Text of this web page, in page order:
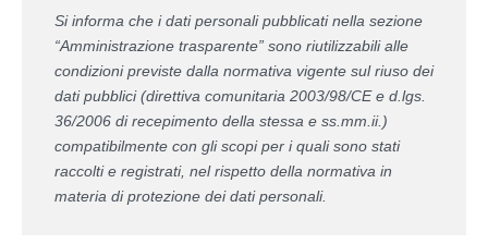
Si informa che i dati personali pubblicati nella sezione
“Amministrazione trasparente” sono riutilizzabili alle
condizioni previste dalla normativa vigente sul riuso dei
dati pubblici (direttiva comunitaria 2003/98/CE e d.lgs.
36/2006 di recepimento della stessa e ss.mm.ii.)
compatibilmente con gli scopi per i quali sono stati
raccolti e registrati, nel rispetto della normativa in
materia di protezione dei dati personali.